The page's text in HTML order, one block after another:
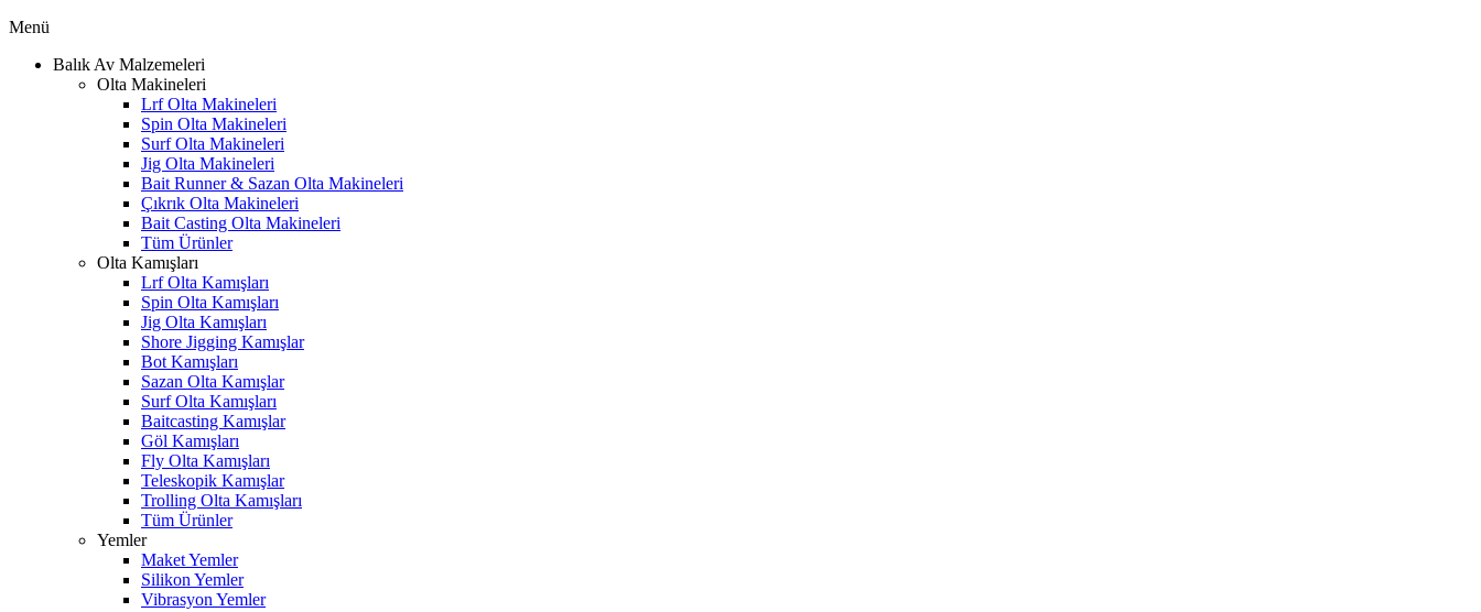
Menü
Balık Av Malzemeleri
Olta Makineleri
Lrf Olta Makineleri
Spin Olta Makineleri
Surf Olta Makineleri
Jig Olta Makineleri
Bait Runner & Sazan Olta Makineleri
Çıkrık Olta Makineleri
Bait Casting Olta Makineleri
Tüm Ürünler
Olta Kamışları
Lrf Olta Kamışları
Spin Olta Kamışları
Jig Olta Kamışları
Shore Jigging Kamışlar
Bot Kamışları
Sazan Olta Kamışlar
Surf Olta Kamışları
Baitcasting Kamışlar
Göl Kamışları
Fly Olta Kamışları
Teleskopik Kamışlar
Trolling Olta Kamışları
Tüm Ürünler
Yemler
Maket Yemler
Silikon Yemler
Vibrasyon Yemler